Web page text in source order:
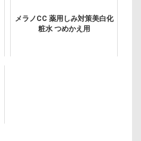
メラノCC 薬用しみ対策美白化
粧水 つめかえ用